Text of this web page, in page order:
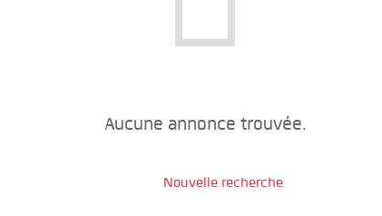
Aucune annonce trouvée.
Nouvelle recherche